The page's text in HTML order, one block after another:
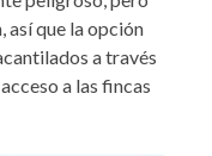
así que la opción
a través
a las fincas